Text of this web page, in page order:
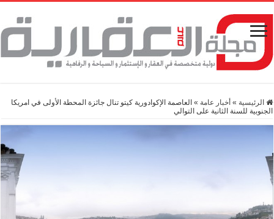
الرئيسية » أخبار عامة » العاصمة الإكوادورية كيتو تنال جائزة المحطة الأولى في امريكا
الجنوبية للسنة الثانية على التوالي